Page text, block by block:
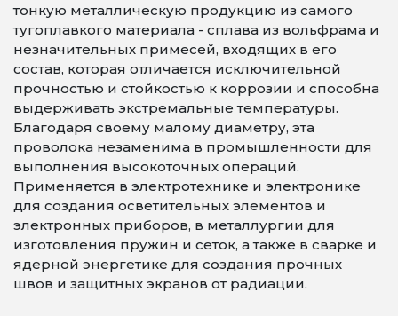
тонкую металлическую продукцию из самого
тугоплавкого материала - сплава из вольфрама и
незначительных примесей, входящих в его
состав, которая отличается исключительной
прочностью и стойкостью к коррозии и способна
выдерживать экстремальные температуры.
Благодаря своему малому диаметру, эта
проволока незаменима в промышленности для
выполнения высокоточных операций.
Применяется в электротехнике и электронике
для создания осветительных элементов и
электронных приборов, в металлургии для
изготовления пружин и сеток, а также в сварке и
ядерной энергетике для создания прочных
швов и защитных экранов от радиации.